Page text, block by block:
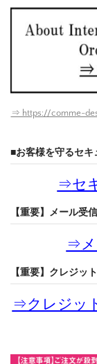
⇒ https://comme-
■お客様を守るセ
⇒セ
【重要】メール受
⇒
【重要】クレジッ
⇒クレジッ